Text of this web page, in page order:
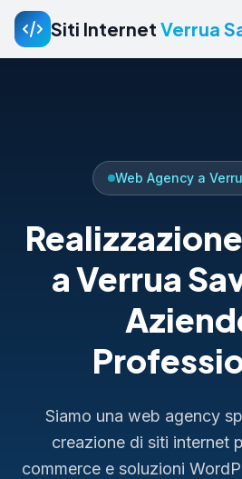
Siti Internet Verrua
Web Agency a
a Verrua
Siamo una web agency
creazione di siti internet
commerce e soluzioni